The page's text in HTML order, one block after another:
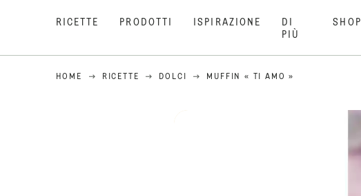
RICETTE PRODOTTI ISPIRAZIONE
DI
PIÙ
SHOP
HOME RICETTE DOLCI MUFFIN « TI AMO »